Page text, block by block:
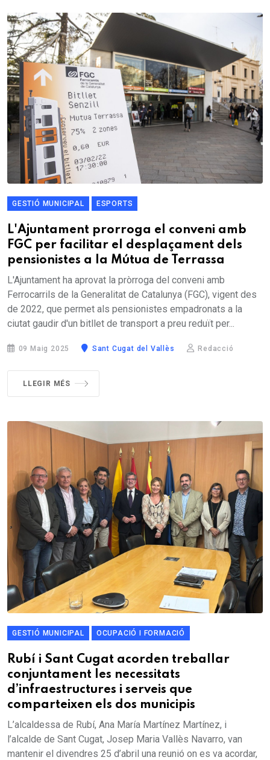
GESTIÓ MUNICIPAL ESPORTS
L'Ajuntament prorroga el conveni amb
FGC per facilitar el desplaçament dels
pensionistes a la Mútua de Terrassa
L'Ajuntament ha aprovat la pròrroga del conveni amb
Ferrocarrils de la Generalitat de Catalunya (FGC), vigent des
de 2022, que permet als pensionistes empadronats a la
ciutat gaudir d'un bitllet de transport a preu reduït per...
09 Maig 2025 Sant Cugat del Vallès Redacció
LLEGIR MÉS
GESTIÓ MUNICIPAL OCUPACIÓ I FORMACIÓ
Rubí i Sant Cugat acorden treballar
conjuntament les necessitats
d’infraestructures i serveis que
comparteixen els dos municipis
L’alcaldessa de Rubí, Ana María Martínez Martínez, i
l’alcalde de Sant Cugat, Josep Maria Vallès Navarro, van
mantenir el divendres 25 d’abril una reunió on es va acordar,